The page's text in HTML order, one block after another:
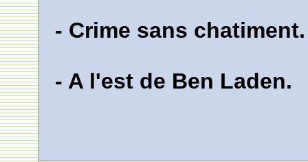
- Crime sans chatiment.
- A l'est de Ben Laden.